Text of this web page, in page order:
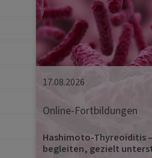
17.08.2026
Online-Fortbildungen
Hashimoto-Thyreoiditis
begleiten, gezielt